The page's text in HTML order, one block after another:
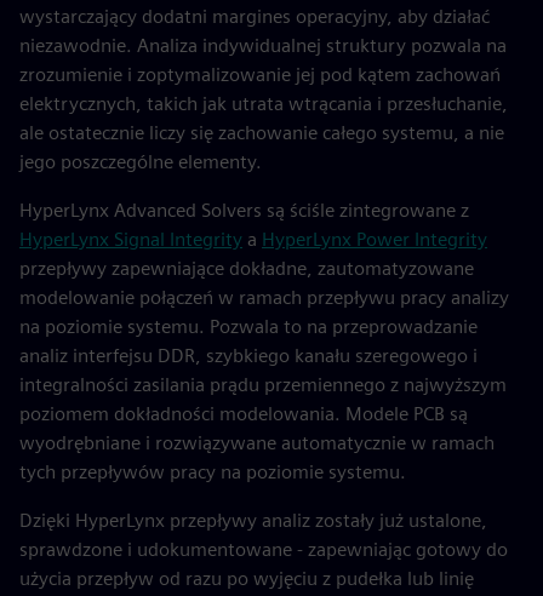
wystarczający dodatni margines operacyjny, aby działać
niezawodnie. Analiza indywidualnej struktury pozwala na
zrozumienie i zoptymalizowanie jej pod kątem zachowań
elektrycznych, takich jak utrata wtrącania i przesłuchanie,
ale ostatecznie liczy się zachowanie całego systemu, a nie
jego poszczególne elementy.
HyperLynx Advanced Solvers są ściśle zintegrowane z
HyperLynx Signal Integrity a HyperLynx Power Integrity
przepływy zapewniające dokładne, zautomatyzowane
modelowanie połączeń w ramach przepływu pracy analizy
na poziomie systemu. Pozwala to na przeprowadzanie
analiz interfejsu DDR, szybkiego kanału szeregowego i
integralności zasilania prądu przemiennego z najwyższym
poziomem dokładności modelowania. Modele PCB są
wyodrębniane i rozwiązywane automatycznie w ramach
tych przepływów pracy na poziomie systemu.
Dzięki HyperLynx przepływy analiz zostały już ustalone,
sprawdzone i udokumentowane - zapewniając gotowy do
użycia przepływ od razu po wyjęciu z pudełka lub linię